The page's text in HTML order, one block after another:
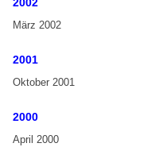
März 2002
2001
Oktober 2001
2000
April 2000